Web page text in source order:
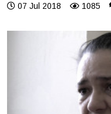
07 Jul 2018
1085